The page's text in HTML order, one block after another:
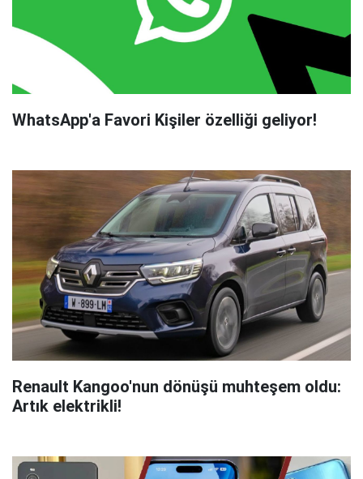
WhatsApp'a Favori Kişiler özelliği geliyor!
Renault Kangoo'nun dönüşü muhteşem oldu:
Artık elektrikli!